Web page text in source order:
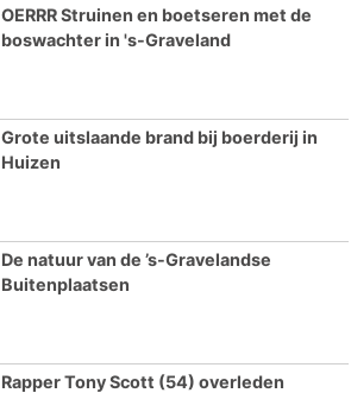
OERRR Struinen en boetseren met de
boswachter in 's-Graveland
Grote uitslaande brand bij boerderij in
Huizen
De natuur van de ’s-Gravelandse
Buitenplaatsen
Rapper Tony Scott (54) overleden